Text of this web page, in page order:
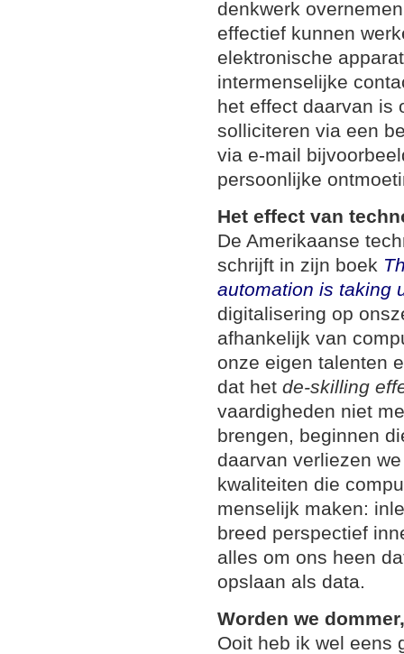
denkwerk
effectief kunnen
elektronische
intermenselijke
het effect daarvan is
solliciteren via een
via e-mail
persoonlijke
Het effect van
De Amerikaanse
schrijft in zijn boek
automation is taking
digitalisering op
afhankelijk van
onze eigen talenten
dat het de-skilling
vaardigheden niet
brengen, beginnen
daarvan verliezen
kwaliteiten die
menselijk maken:
breed perspectief
alles om ons heen
opslaan als data.
Worden we
Ooit heb ik wel eens